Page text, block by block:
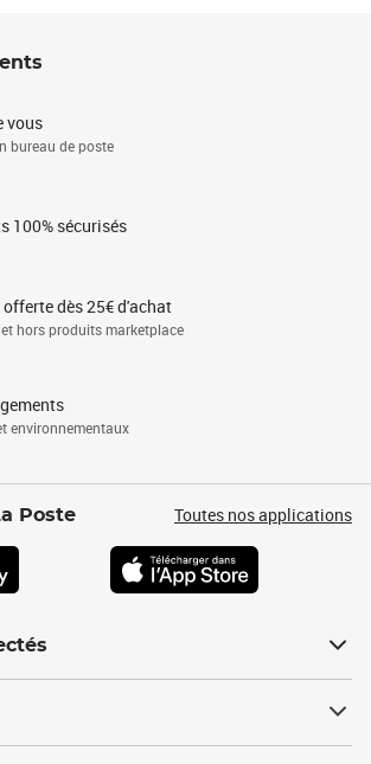
vous
bureau de poste
100% sécurisés
dès 25€ d'achat
hors produits marketplace
environnementaux
Poste Toutes nos applications